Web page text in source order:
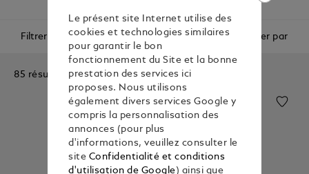
Filtrer Trier par
85 résultats
Le présent site Internet utilise des
cookies et technologies similaires
pour garantir le bon
fonctionnement du Site et la bonne
prestation des services ici
proposes. Nous utilisons
également divers services Google y
compris la personnalisation des
annonces (pour plus
d'informations, veuillez consulter le
site Confidentialité et conditions
d'utilisation de Google) ainsi que